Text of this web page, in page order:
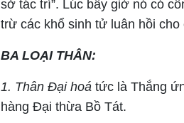
sở tác trí”. Lúc bấy giờ nó có
trừ các khổ sinh tử luân hồi cho
BA LOẠI THÂN:
1. Thân Đại hoátức là Thắng
hàng Đại thừa Bồ Tát.